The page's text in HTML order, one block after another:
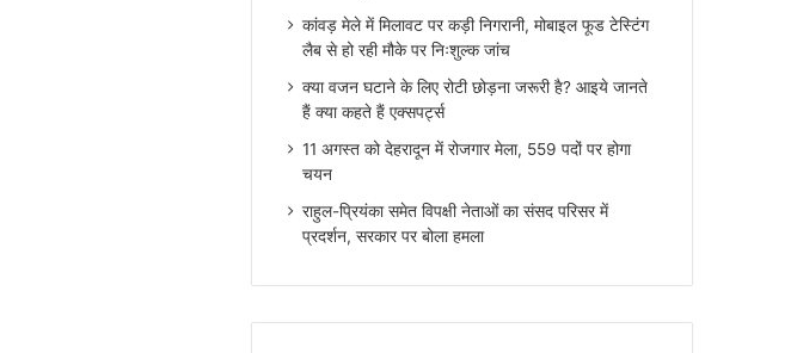
कांवड़ मेले में मिलावट पर कड़ी निगरानी, मोबाइल फूड टेस्टिंग
लैब से हो रही मौके पर निःशुल्क जांच
क्या वजन घटाने के लिए रोटी छोड़ना जरूरी है? आइये जानते
हैं क्या कहते हैं एक्सपर्ट्स
11 अगस्त को देहरादून में रोजगार मेला, 559 पदों पर होगा
चयन
राहुल-प्रियंका समेत विपक्षी नेताओं का संसद परिसर में
प्रदर्शन, सरकार पर बोला हमला